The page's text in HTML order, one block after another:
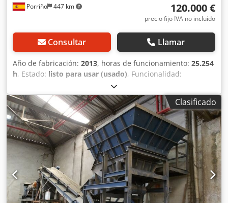
Porriño 447 km 120.000 €
precio fijo IVA no incluído
Consultar Llamar
Año de fabricación: 2013, horas de funcionamiento: 25.254
h, Estado: listo para usar (usado), Funcionalidad:
, número de máquina/vehículo:
S40302, Equipo de clasificación óptica TOMRA AUTOSORT 4
equipado con tecnología VIS/NIR para la separación
automática de materiales en función del polímero y/o
color. Cedpfx Aszbtvtsguoha • Ancho de trabajo: 2.000 mm
• Horas de contador: 25.254 h • Estado: operativo hasta
diciembre de 2025 • Situación actual: desmontado y
disponible para inspección El contador registra 25.254
horas, aunque una parte importante de ellas corresponde
a periodos en modo stand-by, por lo que las horas
efectivas de trabajo del escáner son inferiores. Adecuado
Clasificado